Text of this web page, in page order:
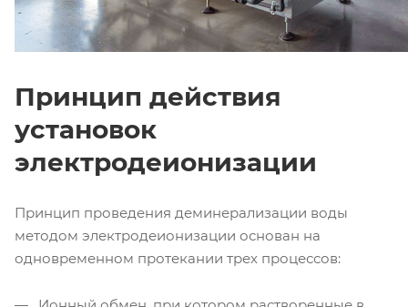
Принцип действия
установок
электродеионизации
Принцип проведения деминерализации воды
методом электродеионизации основан на
одновременном протекании трех процессов: